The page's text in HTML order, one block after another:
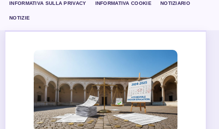
INFORMATIVA SULLA PRIVACY INFORMATIVA COOKIE NOTIZIARIO
NOTIZIE